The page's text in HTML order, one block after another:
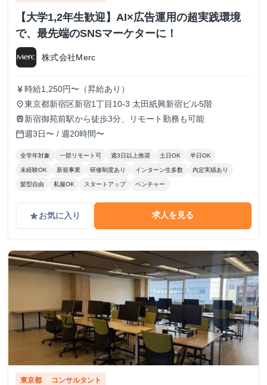
【大学1,2年生歓迎】AI×広告運用の超実践環境
で、最先端のSNSマーケターに！
株式会社Merc
currency_yen 時給1,250円〜（昇給あり）
place東京都新宿区新宿1丁目10-3 太田紙興新宿ビル5階
train 新宿御苑前駅から徒歩3分、リモート勤務も可能
calendar_today週3日〜 / 週20時間〜
全学年対象 一部リモート可 週3日以上推奨 土日OK 半日OK
未経験OK 新規事業 研修制度あり インターン生多数 内定実績あり
髪型自由 私服OK スタートアップ ベンチャー
gradeお気に入り 求人を見る
東京都 コンサルタント